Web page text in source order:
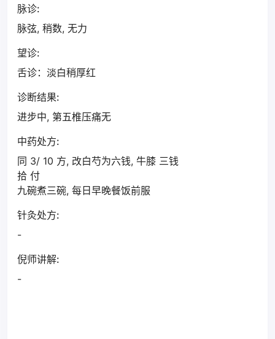
脉诊:
脉弦, 稍数, 无力
望诊:
舌诊：淡白稍厚红
诊断结果:
进步中, 第五椎压痛无
中药处方:
同 3/ 10 方, 改白芍为六钱, 牛膝 三钱
拾 付
九碗煮三碗, 每日早晚餐饭前服
针灸处方:
-
倪师讲解:
-